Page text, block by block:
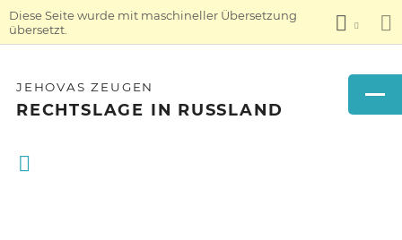
Diese Seite wurde mit maschineller Übersetzung
übersetzt.
JEHOVAS ZEUGEN
RECHTSLAGE IN RUSSLAND